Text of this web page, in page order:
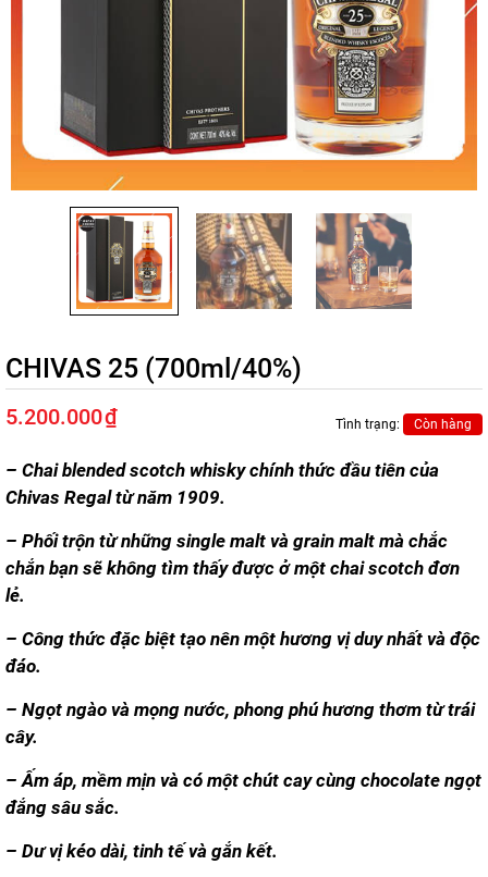
CHIVAS 25 (700ml/40%)
5.200.000₫ Tình trạng: Còn hàng
– Chai blended scotch whisky chính thức đầu tiên của
Chivas Regaltừ năm 1909.
– Phối trộn từ những single malt và grain malt mà chắc
chắn bạn sẽ không tìm thấy được ở một chai scotch đơn
lẻ.
– Công thức đặc biệt tạo nên một hương vị duy nhất và độc
đáo.
– Ngọt ngào và mọng nước, phong phú hương thơm từ trái
cây.
– Ấm áp, mềm mịn và có một chút cay cùng chocolate ngọt
đắng sâu sắc.
– Dư vị kéo dài, tinh tế và gắn kết.